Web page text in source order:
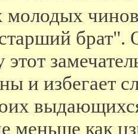
молодых
брат".
этот
и избегает
меньше как